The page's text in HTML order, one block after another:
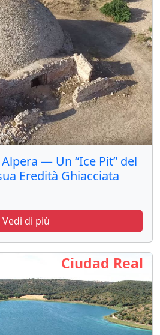
— Un “Ice Pit” del
Eredità Ghiacciata
Vedi di più
Ciudad Real